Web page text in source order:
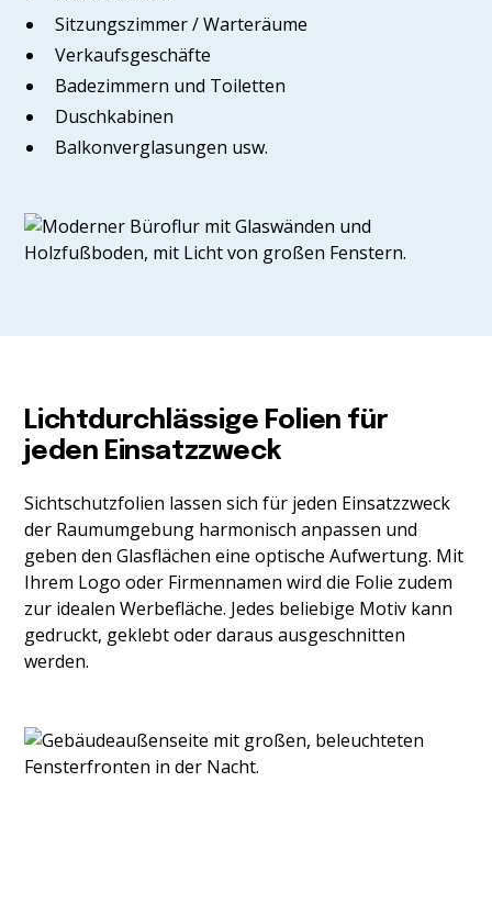
Sitzungszimmer / Warteräume
Verkaufsgeschäfte
Badezimmern und Toiletten
Duschkabinen
Balkonverglasungen usw.
Lichtdurchlässige Folien für
jeden Einsatzzweck
Sichtschutzfolien lassen sich für jeden Einsatzzweck
der Raumumgebung harmonisch anpassen und
geben den Glasflächen eine optische Aufwertung. Mit
Ihrem Logo oder Firmennamen wird die Folie zudem
zur idealen Werbefläche. Jedes beliebige Motiv kann
gedruckt, geklebt oder daraus ausgeschnitten
werden.